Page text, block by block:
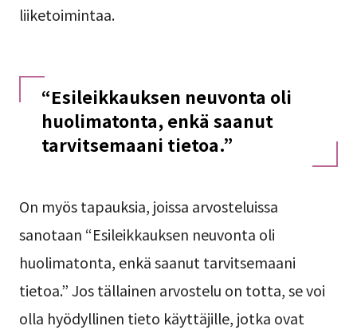
liiketoimintaa.
“Esileikkauksen neuvonta oli
huolimatonta, enkä saanut
tarvitsemaani tietoa.”
On myös tapauksia, joissa arvosteluissa
sanotaan “Esileikkauksen neuvonta oli
huolimatonta, enkä saanut tarvitsemaani
tietoa.” Jos tällainen arvostelu on totta, se voi
olla hyödyllinen tieto käyttäjille, jotka ovat